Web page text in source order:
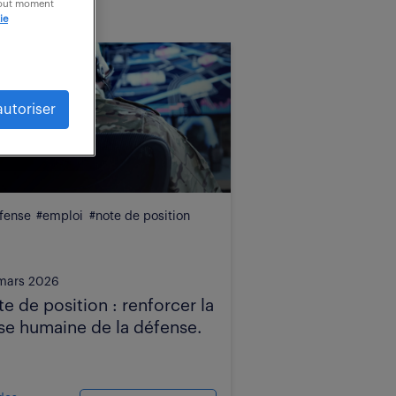
#emploi #note de position
2026
de position : renforcer la
humaine de la défense.
moment